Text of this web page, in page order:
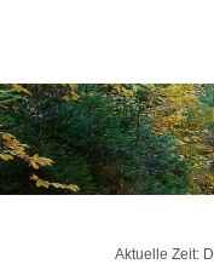
Aktuelle Zeit: